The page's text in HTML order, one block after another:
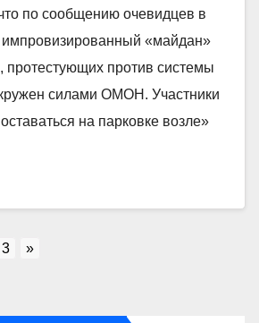
по сообщению очевидцев в
импровизированный «майдан»
протестующих против системы
силами ОМОН. Участники
на парковке возле»
3 »